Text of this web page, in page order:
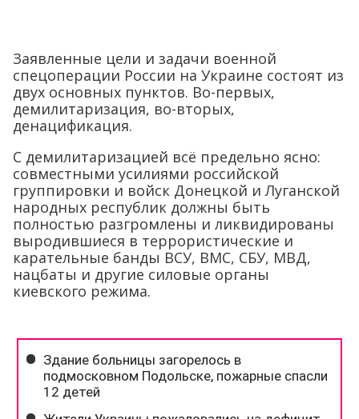
Заявленные цели и задачи военной
спецоперации России на Украине состоят из
двух основных пунктов. Во-первых,
демилитаризация, во-вторых,
денацификация.
С демилитаризацией всё предельно ясно:
совместными усилиями российской
группировки и войск Донецкой и Луганской
народных республик должны быть
полностью разгромлены и ликвидированы
выродившиеся в террористические и
карательные банды ВСУ, ВМС, СБУ, МВД,
нацбаты и другие силовые органы
киевского режима.